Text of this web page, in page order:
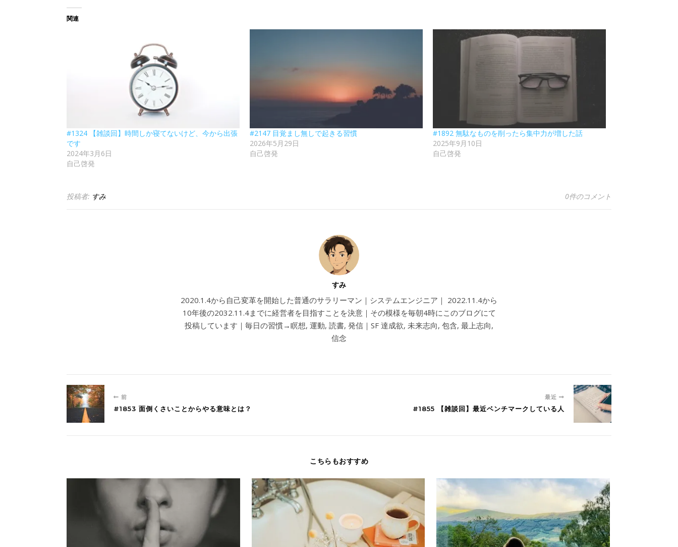
関連
#1324 【雑談回】時間しか寝てないけど、今から出張
です
2024年3月6日
自己啓発
#2147 目覚まし無しで起きる習慣
2026年5月29日
自己啓発
#1892 無駄なものを削ったら集中力が増した話
2025年9月10日
自己啓発
投稿者: すみ 0件のコメント
すみ
2020.1.4から自己変革を開始した普通のサラリーマン｜システムエンジニア｜ 2022.11.4から
10年後の2032.11.4までに経営者を目指すことを決意｜その模様を毎朝4時にこのブログにて
投稿しています｜毎日の習慣→瞑想, 運動, 読書, 発信｜SF 達成欲, 未来志向, 包含, 最上志向,
信念
前
#1853 面倒くさいことからやる意味とは？
最近
#1855 【雑談回】最近ベンチマークしている人
こちらもおすすめ